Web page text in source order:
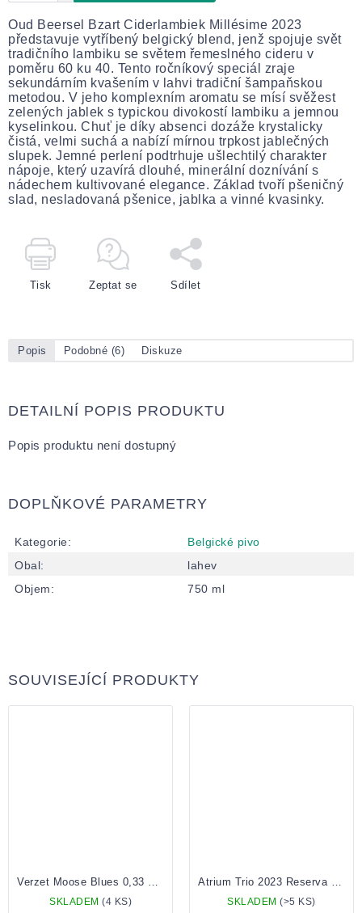
Oud Beersel Bzart Ciderlambiek Millésime 2023
představuje vytříbený belgický blend, jenž spojuje svět
tradičního lambiku se světem řemeslného cideru v
poměru 60 ku 40. Tento ročníkový speciál zraje
sekundárním kvašením v lahvi tradiční šampaňskou
metodou. V jeho komplexním aromatu se mísí svěžest
zelených jablek s typickou divokostí lambiku a jemnou
kyselinkou. Chuť je díky absenci dozáže krystalicky
čistá, velmi suchá a nabízí mírnou trpkost jablečných
slupek. Jemné perlení podtrhuje ušlechtilý charakter
nápoje, který uzavírá dlouhé, minerální doznívání s
nádechem kultivované elegance. Základ tvoří pšeničný
slad, nesladovaná pšenice, jablka a vinné kvasinky.
Tisk Zeptat se Sdílet
Popis Podobné (6) Diskuze
DETAILNÍ POPIS PRODUKTU
Popis produktu není dostupný
DOPLŇKOVÉ PARAMETRY
Kategorie:
Belgické pivo
Obal:
lahev
Objem: 750 ml
SOUVISEJÍCÍ PRODUKTY
SKLADEM (4 KS) SKLADEM(>5 KS)